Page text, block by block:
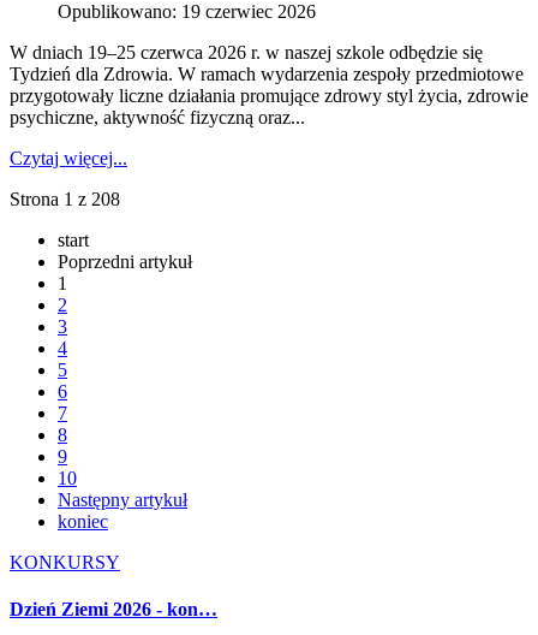
Opublikowano: 19 czerwiec 2026
W dniach 19–25 czerwca 2026 r. w naszej szkole odbędzie się
Tydzień dla Zdrowia. W ramach wydarzenia zespoły przedmiotowe
przygotowały liczne działania promujące zdrowy styl życia, zdrowie
psychiczne, aktywność fizyczną oraz...
Czytaj więcej...
Strona 1 z 208
start
Poprzedni artykuł
1
2
3
4
5
6
7
8
9
10
Następny artykuł
koniec
KONKURSY
Dzień Ziemi 2026 - kon…